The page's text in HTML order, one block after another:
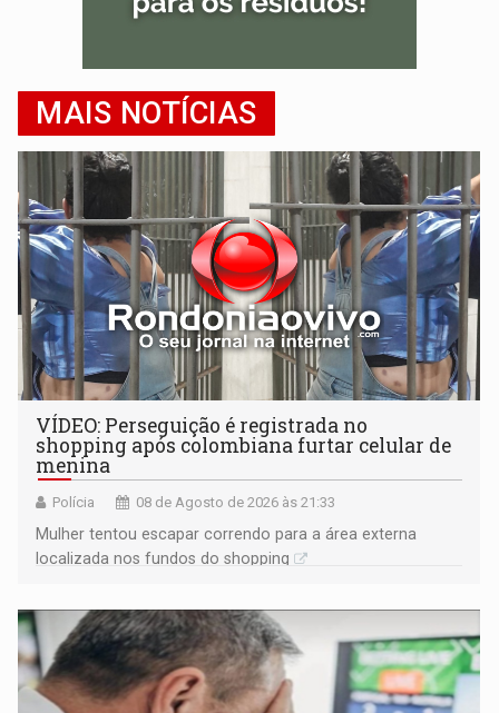
MAIS NOTÍCIAS
VÍDEO: Perseguição é registrada no
shopping após colombiana furtar celular de
menina
Polícia 08 de Agosto de 2026 às 21:33
Mulher tentou escapar correndo para a área externa
localizada nos fundos do shopping